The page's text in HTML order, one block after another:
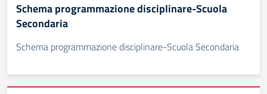
Schema programmazione disciplinare-Scuola
Secondaria
Schema programmazione disciplinare-Scuola Secondaria